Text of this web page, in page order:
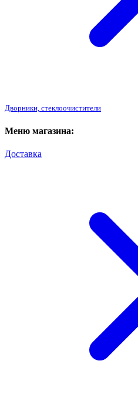
Дворники, стеклоочистители
Меню магазина:
Доставка